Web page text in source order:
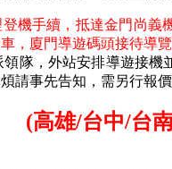
登機手續，抵達金門尚
，廈門導遊碼頭接待導
隊，外站安排導遊接
請事先告知，需另行報
(高雄/台中/台